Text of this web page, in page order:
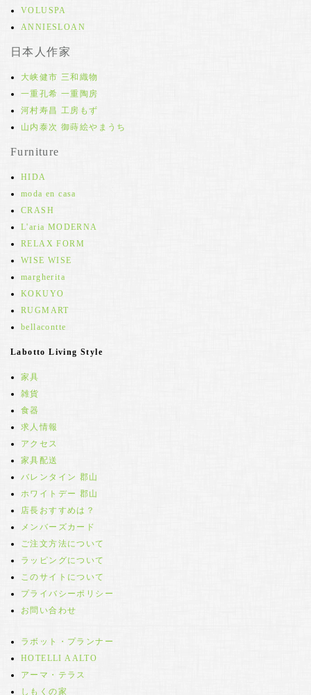
VOLUSPA
ANNIESLOAN
日本人作家
大峡健市 三和織物
一重孔希 一重陶房
河村寿昌 工房もず
山内泰次 御蒔絵やまうち
Furniture
HIDA
moda en casa
CRASH
L'aria MODERNA
RELAX FORM
WISE WISE
margherita
KOKUYO
RUGMART
bellacontte
Labotto Living Style
家具
雑貨
食器
求人情報
アクセス
家具配送
バレンタイン 郡山
ホワイトデー 郡山
店長おすすめは？
メンバーズカード
ご注文方法について
ラッピングについて
このサイトについて
プライバシーポリシー
お問い合わせ
ラボット・プランナー
HOTELLI AALTO
アーマ・テラス
しもくの家